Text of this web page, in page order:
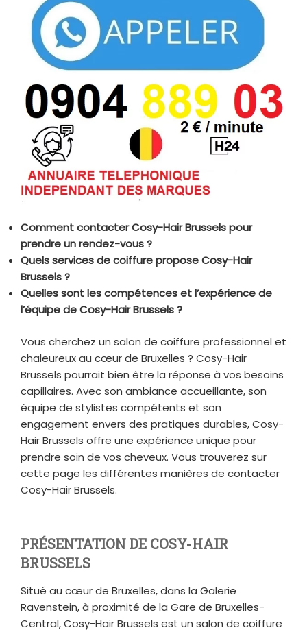
Comment contacter Cosy-Hair Brussels pour
prendre un rendez-vous ?
Quels services de coiffure propose Cosy-Hair
Brussels ?
Quelles sont les compétences et l’expérience de
l’équipe de Cosy-Hair Brussels ?
Vous cherchez un salon de coiffure professionnel et
chaleureux au cœur de Bruxelles ? Cosy-Hair
Brussels pourrait bien être la réponse à vos besoins
capillaires. Avec son ambiance accueillante, son
équipe de stylistes compétents et son
engagement envers des pratiques durables, Cosy-
Hair Brussels offre une expérience unique pour
prendre soin de vos cheveux. Vous trouverez sur
cette page les différentes manières de contacter
Cosy-Hair Brussels.
PRÉSENTATION DE COSY-HAIR
BRUSSELS
Situé au cœur de Bruxelles, dans la Galerie
Ravenstein, à proximité de la Gare de Bruxelles-
Central, Cosy-Hair Brussels est un salon de coiffure